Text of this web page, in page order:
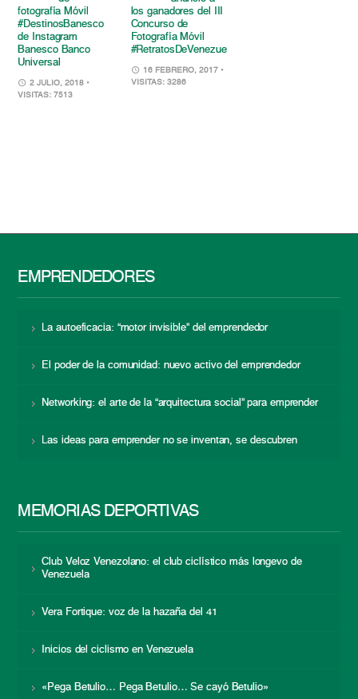
fotografía Móvil
#DestinosBanesco
de Instagram
Banesco Banco
Universal
2 JULIO, 2018 •
VISITAS: 7513
los ganadores del III
Concurso de
Fotografía Móvil
#RetratosDeVenezuela
16 FEBRERO, 2017 •
VISITAS: 3286
EMPRENDEDORES
La autoeficacia: “motor invisible” del emprendedor
El poder de la comunidad: nuevo activo del emprendedor
Networking: el arte de la “arquitectura social” para emprender
Las ideas para emprender no se inventan, se descubren
MEMORIAS DEPORTIVAS
Club Veloz Venezolano: el club ciclístico más longevo de
Venezuela
Vera Fortique: voz de la hazaña del 41
Inicios del ciclismo en Venezuela
«Pega Betulio… Pega Betulio… Se cayó Betulio»